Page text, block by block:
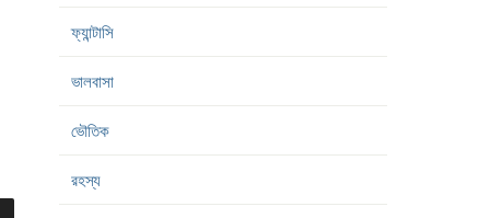
ফ্যান্টাসি
ভালবাসা
ভৌতিক
রহস্য